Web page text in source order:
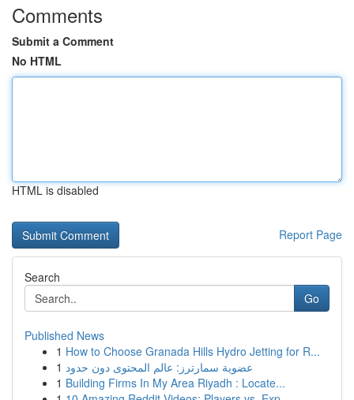
Comments
Submit a Comment
No HTML
HTML is disabled
Report Page
Search
Go
Published News
1 How to Choose Granada Hills Hydro Jetting for R...
1 عضوية سمارترز: عالم المحتوى دون حدود
1 Building Firms In My Area Riyadh : Locate...